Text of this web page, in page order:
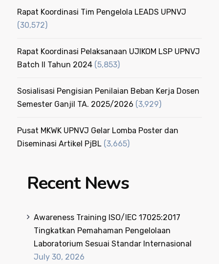
Rapat Koordinasi Tim Pengelola LEADS UPNVJ
(30,572)
Rapat Koordinasi Pelaksanaan UJIKOM LSP UPNVJ
Batch II Tahun 2024 (5,853)
Sosialisasi Pengisian Penilaian Beban Kerja Dosen
Semester Ganjil TA. 2025/2026 (3,929)
Pusat MKWK UPNVJ Gelar Lomba Poster dan
Diseminasi Artikel PjBL (3,665)
Recent News
Awareness Training ISO/IEC 17025:2017
Tingkatkan Pemahaman Pengelolaan
Laboratorium Sesuai Standar Internasional
July 30, 2026